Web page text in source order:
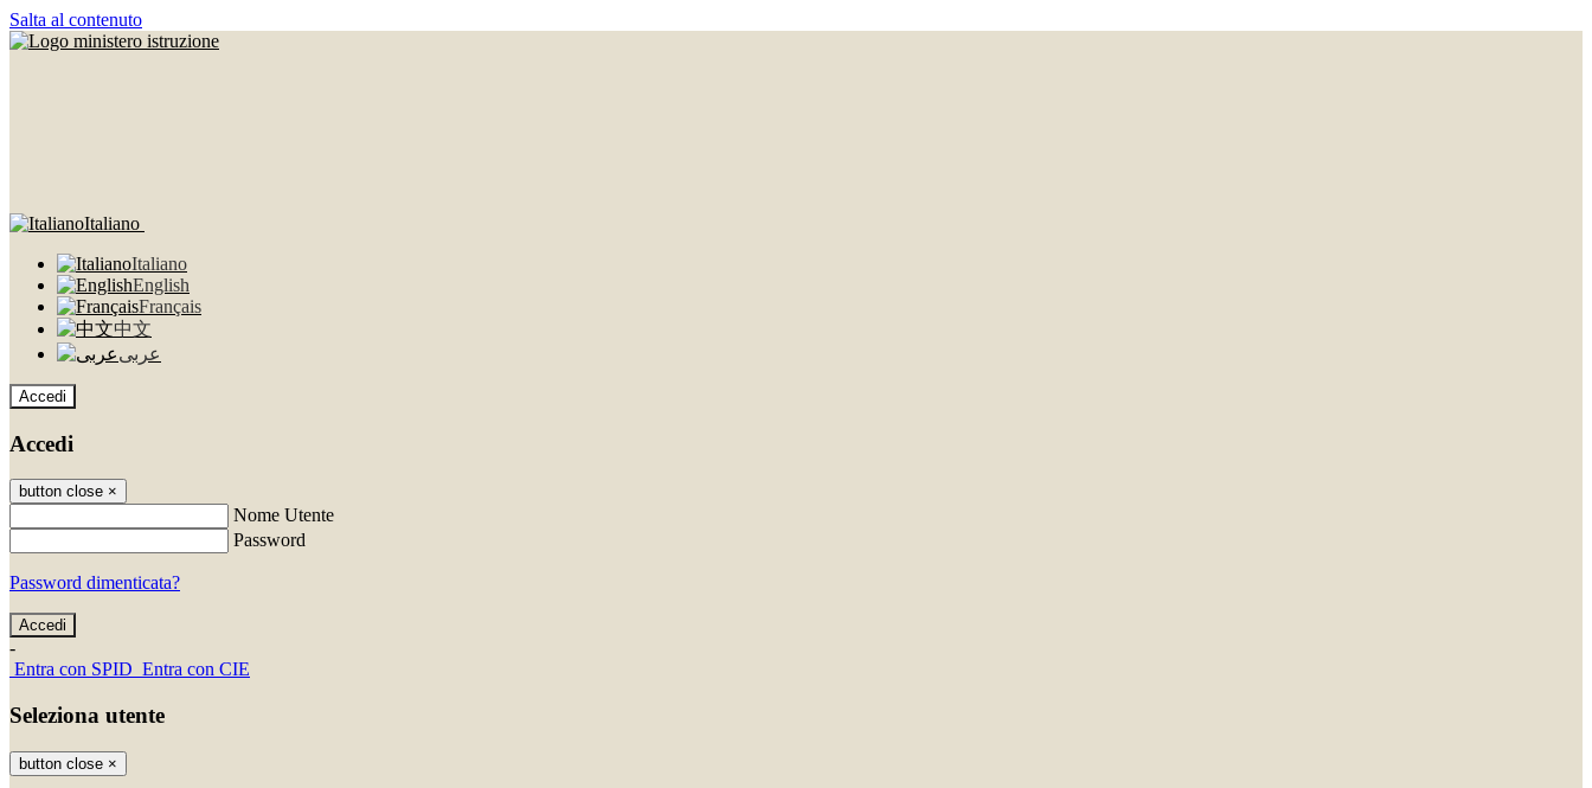
Salta al contenuto
Italiano
Italiano
English
Français
中文
عربى
Accedi
Accedi
button close ×
Nome Utente
Password
Password dimenticata?
-
Entra con SPID Entra con CIE
Seleziona utente
button close ×